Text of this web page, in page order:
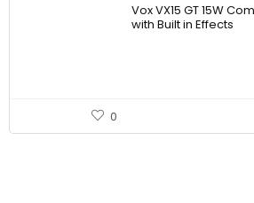
Vox VX15 GT 15W
with Built in Effects
0